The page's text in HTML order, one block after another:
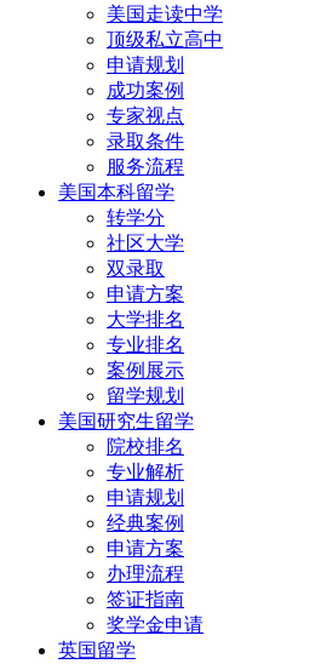
美国走读中学
顶级私立高中
申请规划
成功案例
专家视点
录取条件
服务流程
美国本科留学
转学分
社区大学
双录取
申请方案
大学排名
专业排名
案例展示
留学规划
美国研究生留学
院校排名
专业解析
申请规划
经典案例
申请方案
办理流程
签证指南
奖学金申请
英国留学